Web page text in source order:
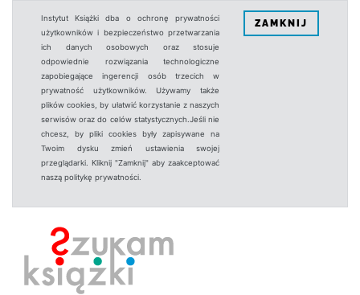
Instytut Książki dba o ochronę prywatności
użytkowników i bezpieczeństwo przetwarzania
ich danych osobowych oraz stosuje
odpowiednie rozwiązania technologiczne
zapobiegające ingerencji osób trzecich w
prywatność użytkowników. Używamy także
plików cookies, by ułatwić korzystanie z naszych
serwisów oraz do celów statystycznych.Jeśli nie
chcesz, by pliki cookies były zapisywane na
Twoim dysku zmień ustawienia swojej
przeglądarki. Kliknij "Zamknij" aby zaakceptować
naszą politykę prywatności.
ZAMKNIJ